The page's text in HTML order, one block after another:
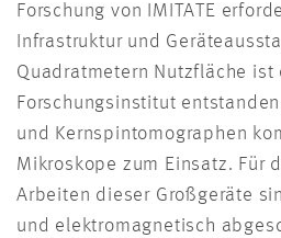
Forschung von IMITATE
Infrastruktur und
Quadratmetern Nutzfläche ist
Forschungsinstitut
und Kernspintomographen
Mikroskope zum Einsatz. Für
Arbeiten dieser Großgeräte
und elektromagnetisch